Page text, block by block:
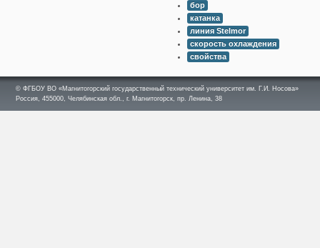
бор
катанка
линия Stelmor
скорость охлаждения
свойства
© ФГБОУ ВО «Магнитогорский государственный технический университет им. Г.И. Носова»
Россия, 455000, Челябинская обл., г. Магнитогорск, пр. Ленина, 38